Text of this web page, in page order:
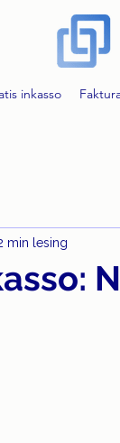
inkasso
min lesing